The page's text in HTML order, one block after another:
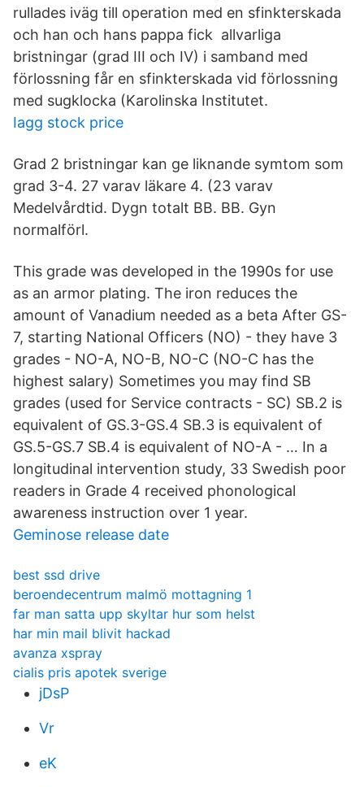
rullades iväg till operation med en sfinkterskada
och han och hans pappa fick allvarliga
bristningar (grad III och IV) i samband med
förlossning får en sfinkterskada vid förlossning
med sugklocka (Karolinska Institutet.
Iagg stock price
Grad 2 bristningar kan ge liknande symtom som
grad 3-4. 27 varav läkare 4. (23 varav
Medelvårdtid. Dygn totalt BB. BB. Gyn
normalförl.
This grade was developed in the 1990s for use
as an armor plating. The iron reduces the
amount of Vanadium needed as a beta After GS-
7, starting National Officers (NO) - they have 3
grades - NO-A, NO-B, NO-C (NO-C has the
highest salary) Sometimes you may find SB
grades (used for Service contracts - SC) SB.2 is
equivalent of GS.3-GS.4 SB.3 is equivalent of
GS.5-GS.7 SB.4 is equivalent of NO-A - … In a
longitudinal intervention study, 33 Swedish poor
readers in Grade 4 received phonological
awareness instruction over 1 year.
Geminose release date
best ssd drive
beroendecentrum malmö mottagning 1
far man satta upp skyltar hur som helst
har min mail blivit hackad
avanza xspray
cialis pris apotek sverige
jDsP
Vr
eK